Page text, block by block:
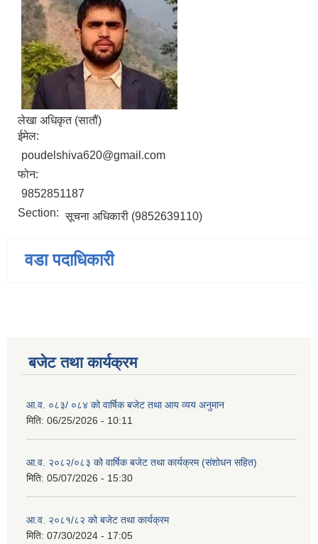
लेखा अधिकृत (सातौं)
ईमेल:
poudelshiva620@gmail.com
फोन:
9852851187
Section: सूचना अधिकारी (9852639110)
वडा पदाधिकारी
बजेट तथा कार्यक्रम
आ.व. ०८३/ ०८४ को वार्षिक बजेट तथा आय व्यय अनुमान
मिति: 06/25/2026 - 10:11
आ.व. २०८२/०८३ को वार्षिक बजेट तथा कार्यक्रम (संशोधन सहित)
मिति: 05/07/2026 - 15:30
आ.व. २०८१/८२ को बजेट तथा कार्यक्रम
मिति: 07/30/2024 - 17:05